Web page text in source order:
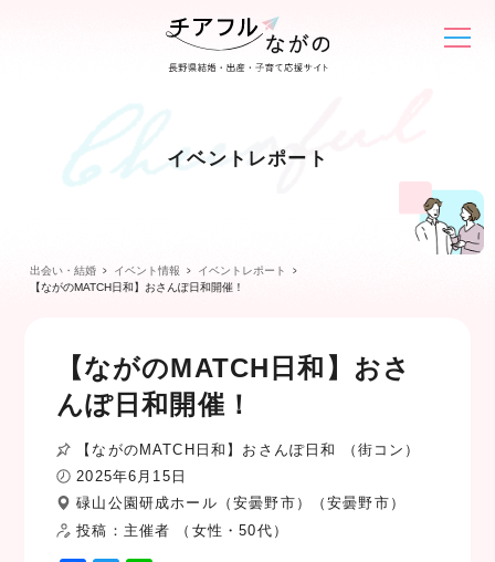
イベントレポート
出会い・結婚 イベント情報
イベントレポート
【ながのMATCH日和】おさんぽ日和開催！
【ながのMATCH日和】おさ
んぽ日和開催！
【ながのMATCH日和】おさんぽ日和 （街コン）
2025年6月15日
碌山公園研成ホール（安曇野市）（安曇野市）
投稿：主催者 （女性・50代）